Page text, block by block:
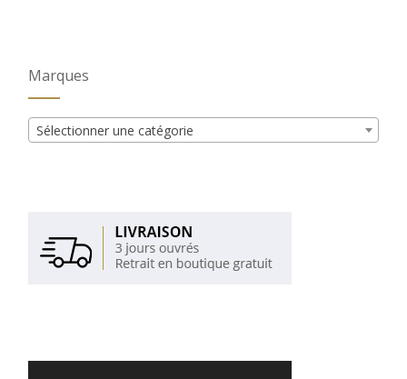
Marques
Sélectionner une catégorie